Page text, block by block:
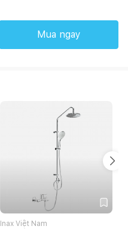
Mua ngay
Inax Việt Nam